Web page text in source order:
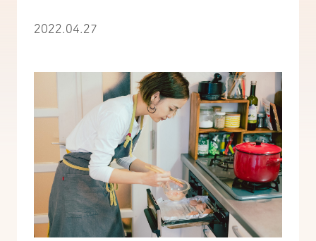
2022.04.27